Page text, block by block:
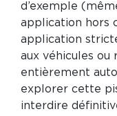
d’exemple
application hors
application
aux véhicules ou
entièrement
explorer cette
interdire